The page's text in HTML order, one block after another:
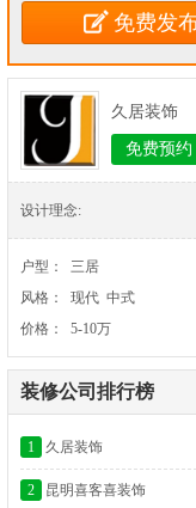
久居装饰
免费预约
设计理念:
户型： 三居
风格： 现代 中式
价格： 5-10万
装修公司排行榜
1 久居装饰
2 昆明喜客喜装饰